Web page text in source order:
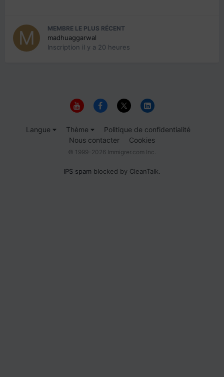
MEMBRE LE PLUS RÉCENT
madhuaggarwal
Inscription il y a 20 heures
Langue Thème
Politique de confidentialité
Nous contacter
Cookies
© 1999-2026 Immigrer.com Inc.
IPS spam blocked by CleanTalk.